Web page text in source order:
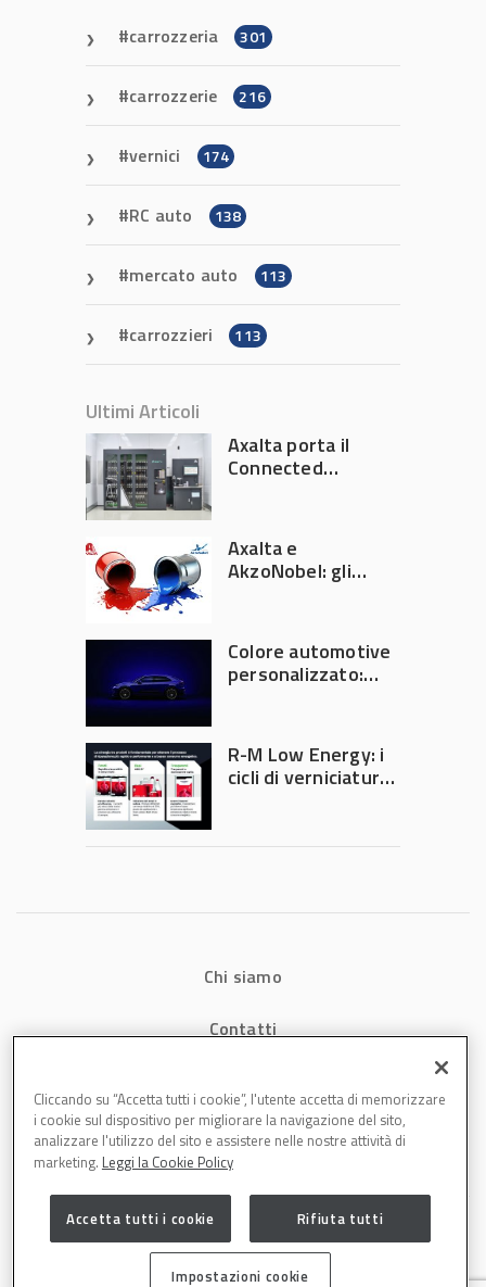
carrozzeria 301
carrozzerie 216
vernici 174
RC auto 138
mercato auto 113
carrozzieri 113
Ultimi Articoli
Axalta porta il
Connected
Automechanika
Frankfurt 2026
Axalta e
AkzoNobel: gli
Colore automotive
personalizzato:
diventa ingegneria
di precisione
R-M Low Energy: i
cicli di verniciatura
tempi e costi in
Chi siamo
Contatti
Cookies
Cliccando su “Accetta tutti i cookie”, l'utente accetta di memorizzare
i cookie sul dispositivo per migliorare la navigazione del sito,
analizzare l'utilizzo del sito e assistere nelle nostre attività di
marketing. Leggi la Cookie Policy
Accetta tutti i cookie Rifiuta tutti
Impostazioni cookie